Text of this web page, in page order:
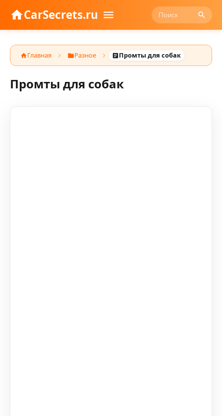
CarSecrets.ru
Главная Разное Промты для собак
Промты для собак